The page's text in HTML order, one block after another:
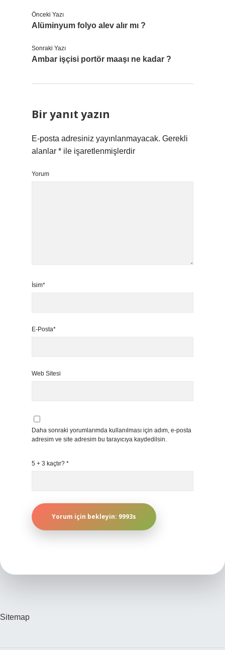
Önceki Yazı
Alüminyum folyo alev alır mı ?
Sonraki Yazı
Ambar işçisi portör maaşı ne kadar ?
Bir yanıt yazın
E-posta adresiniz yayınlanmayacak. Gerekli
alanlar * ile işaretlenmişlerdir
Yorum
İsim*
E-Posta*
Web Sitesi
Daha sonraki yorumlarımda kullanılması için adım, e-posta
adresim ve site adresim bu tarayıcıya kaydedilsin.
5 + 3 kaçtır? *
Sitemap